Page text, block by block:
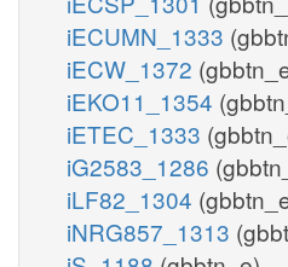
iECUMN_1333
iECW_1372
iEKO11_1354
iETEC_1333
iG2583_1286
iLF82_1304
iNRG857_1313